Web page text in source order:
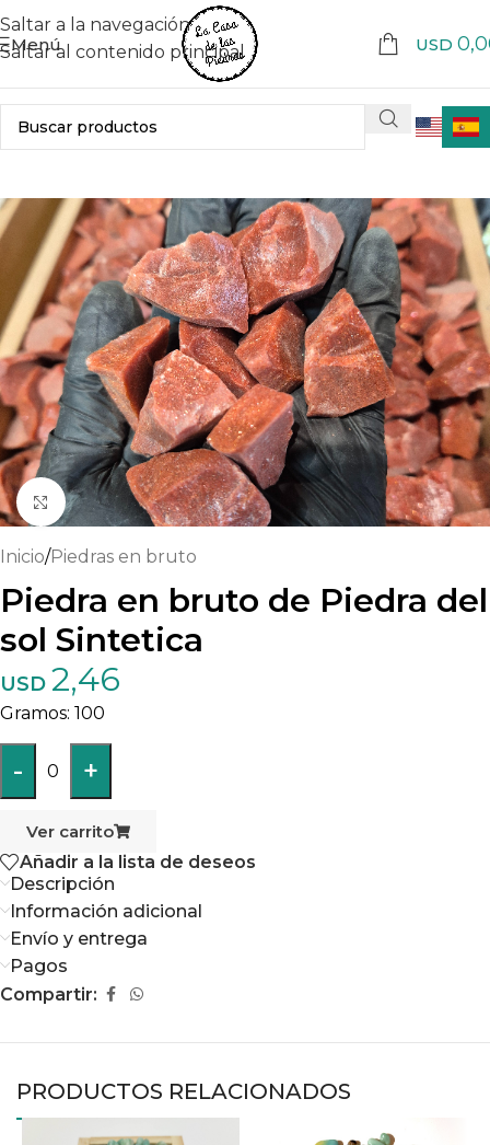
Saltar a la navegación
Saltar al contenido principal
Menú USD
Haga clic para ampliar
Inicio/Piedras en bruto
Piedra en bruto de Piedra del
sol Sintetica
USD 2,46
100
- 0 +
Ver carrito
Añadir a la lista de deseos
Descripción
Información adicional
Envío y entrega
Pagos
Compartir:
PRODUCTOS RELACIONADOS